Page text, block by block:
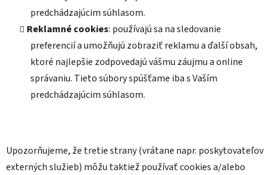
predchádzajúcim súhlasom.
Reklamné cookies: používajú sa na sledovanie
preferencií a umožňujú zobraziť reklamu a ďalší obsah,
ktoré najlepšie zodpovedajú vášmu záujmu a online
správaniu. Tieto súbory spúšťame iba s Vaším
predchádzajúcim súhlasom.
Upozorňujeme, že tretie strany (vrátane napr. poskytovateľov
externých služieb) môžu taktiež používať cookies a/alebo